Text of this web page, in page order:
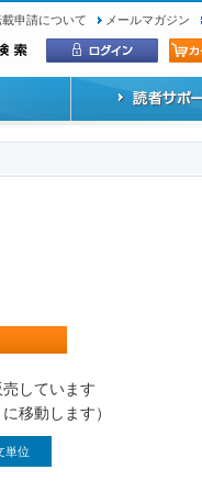
載申請について メールマガジン
しています
移動します）
単位